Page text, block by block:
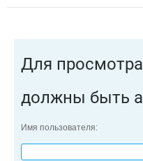
Для
должны быть
Имя пользователя: